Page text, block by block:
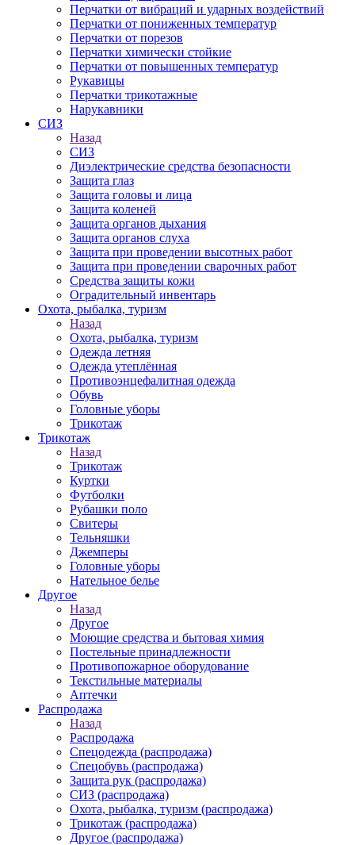
Перчатки от вибраций и ударных воздействий
Перчатки от пониженных температур
Перчатки от порезов
Перчатки химически стойкие
Перчатки от повышенных температур
Рукавицы
Перчатки трикотажные
Нарукавники
СИЗ
Назад
СИЗ
Диэлектрические средства безопасности
Защита глаз
Защита головы и лица
Защита коленей
Защита органов дыхания
Защита органов слуха
Защита при проведении высотных работ
Защита при проведении сварочных работ
Средства защиты кожи
Оградительный инвентарь
Охота, рыбалка, туризм
Назад
Охота, рыбалка, туризм
Одежда летняя
Одежда утеплённая
Противоэнцефалитная одежда
Обувь
Головные уборы
Трикотаж
Трикотаж
Назад
Трикотаж
Куртки
Футболки
Рубашки поло
Свитеры
Тельняшки
Джемперы
Головные уборы
Нательное белье
Другое
Назад
Другое
Моющие средства и бытовая химия
Постельные принадлежности
Противопожарное оборудование
Текстильные материалы
Аптечки
Распродажа
Назад
Распродажа
Спецодежда (распродажа)
Спецобувь (распродажа)
Защита рук (распродажа)
СИЗ (распродажа)
Охота, рыбалка, туризм (распродажа)
Трикотаж (распродажа)
Другое (распродажа)